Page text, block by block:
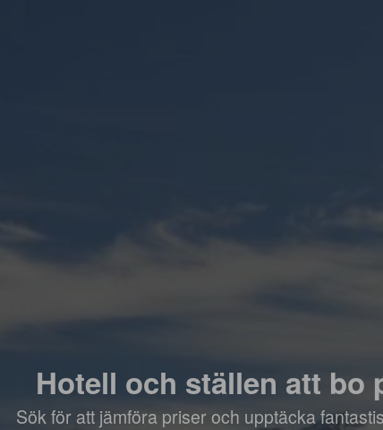
Hotell och ställen att bo
Sök för att jämföra priser och upptäcka